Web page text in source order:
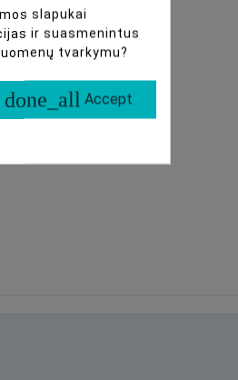
slapukai
ir suasmenintus
tvarkymu?
done_all Accept